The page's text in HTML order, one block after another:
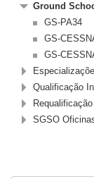
Ground
GS-PA34
GS-
GS-
Qualificação
SGSO